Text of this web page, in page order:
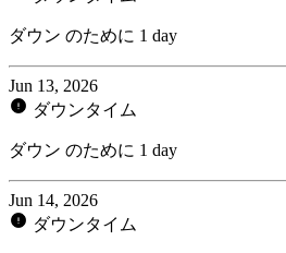
ダウン のために 1 day
Jun 13, 2026
ダウンタイム
ダウン のために 1 day
Jun 14, 2026
ダウンタイム